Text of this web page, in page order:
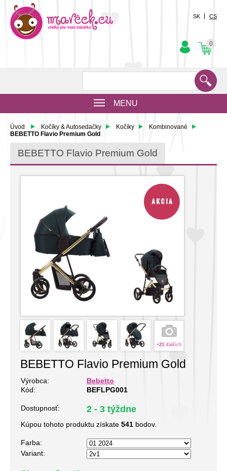
0
SK CS
MENU
Úvod Kočíky & Autosedačky Kočíky
Kombinované
BEBETTO Flavio Premium Gold
BEBETTO Flavio Premium Gold
+21 ďalších
BEBETTO Flavio Premium Gold
Výrobca:
Bebetto
Kód:
BEFLPG001
Dostupnosť: 2 - 3 týždne
Kúpou tohoto produktu získate 541 bodov.
Farba:
Variant: